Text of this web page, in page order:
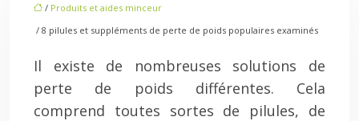
/ Produits et aides minceur
/ 8 pilules et suppléments de perte de poids populaires examinés
Il existe de nombreuses solutions de
perte de poids différentes. Cela
comprend toutes sortes de pilules, de